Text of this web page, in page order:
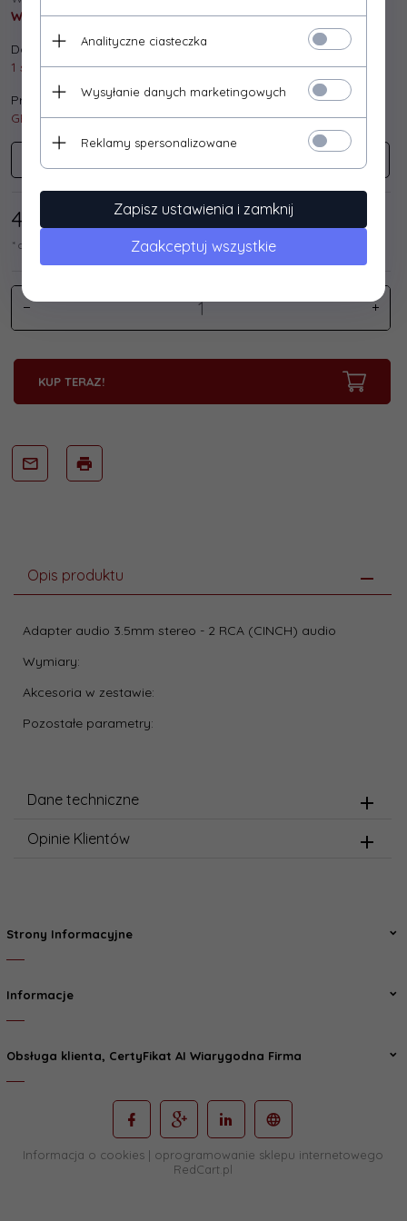
Wysyłka gratis!
Dostępna ilość:
1 szt.
Producent:
GEMBIRD
4, 88 / 6,00 PLN*
* cena netto / brutto
KUP TERAZ!
Opis produktu
Adapter audio 3.5mm stereo - 2 RCA (CINCH) audio
Wymiary:
Akcesoria w zestawie:
Pozostałe parametry:
Dane techniczne
Opinie Klientów
Strony Informacyjne
Informacje
Obsługa klienta, CertyFikat AI Wiarygodna Firma
Informacja o cookies| oprogramowanie sklepu internetowego
RedCart.pl
Analityczne ciasteczka
Wysyłanie danych marketingowych
Reklamy spersonalizowane
Zapisz ustawienia i zamknij
Zaakceptuj wszystkie